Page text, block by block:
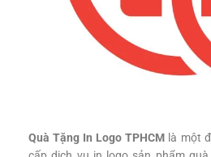
Quà Tặng In Logo TPHCM là một